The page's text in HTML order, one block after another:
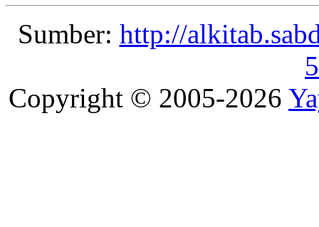
Sumber: http://
Copyright © 2005-2026